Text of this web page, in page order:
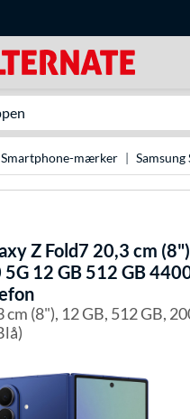
Smartphone-mærker Samsung
Z Fold7 20,3 cm (8")
12 GB 512 GB
(8"), 12 GB, 512 GB,